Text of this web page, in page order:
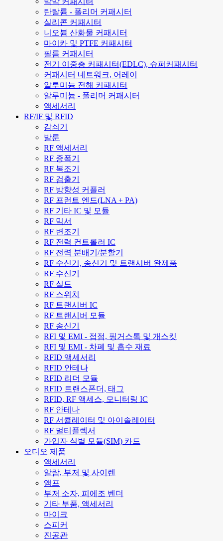
탄탈륨 - 폴리머 커패시터
실리콘 커패시터
니오븀 산화물 커패시터
마이카 및 PTFE 커패시터
필름 커패시터
전기 이중층 커패시터(EDLC), 슈퍼커패시터
커패시터 네트워크, 어레이
알루미늄 전해 커패시터
알루미늄 - 폴리머 커패시터
액세서리
RF/IF 및 RFID
감쇠기
발룬
RF 액세서리
RF 증폭기
RF 복조기
RF 검출기
RF 방향성 커플러
RF 프런트 엔드(LNA + PA)
RF 기타 IC 및 모듈
RF 믹서
RF 변조기
RF 전력 컨트롤러 IC
RF 전력 분배기/분할기
RF 수신기, 송신기 및 트랜시버 완제품
RF 수신기
RF 실드
RF 스위치
RF 트랜시버 IC
RF 트랜시버 모듈
RF 송신기
RFI 및 EMI - 접점, 핑거스톡 및 개스킷
RFI 및 EMI - 차폐 및 흡수 재료
RFID 액세서리
RFID 안테나
RFID 리더 모듈
RFID 트랜스폰더, 태그
RFID, RF 액세스, 모니터링 IC
RF 안테나
RF 서큘레이터 및 아이솔레이터
RF 멀티플렉서
가입자 식별 모듈(SIM) 카드
오디오 제품
액세서리
알람, 부저 및 사이렌
앰프
부저 소자, 피에조 벤더
기타 부품, 액세서리
마이크
스피커
진공관